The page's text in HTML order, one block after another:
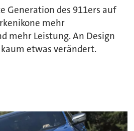
Generation des 911ers auf
mehr
mehr Leistung. An Design
etwas verändert.